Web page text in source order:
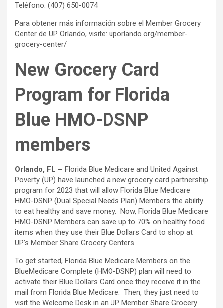
Teléfono: (407) 650-0074
Para obtener más información sobre el Member Grocery
Center de UP Orlando, visite: uporlando.org/member-
grocery-center/
New Grocery Card
Program for Florida
Blue HMO-DSNP
members
Orlando, FL – Florida Blue Medicare and United Against
Poverty (UP) have launched a new grocery card partnership
program for 2023 that will allow Florida Blue Medicare
HMO-DSNP (Dual Special Needs Plan) Members the ability
to eat healthy and save money. Now, Florida Blue Medicare
HMO-DSNP Members can save up to 70% on healthy food
items when they use their Blue Dollars Card to shop at
UP’s Member Share Grocery Centers.
To get started, Florida Blue Medicare Members on the
BlueMedicare Complete (HMO-DSNP) plan will need to
activate their Blue Dollars Card once they receive it in the
mail from Florida Blue Medicare. Then, they just need to
visit the Welcome Desk in an UP Member Share Grocery